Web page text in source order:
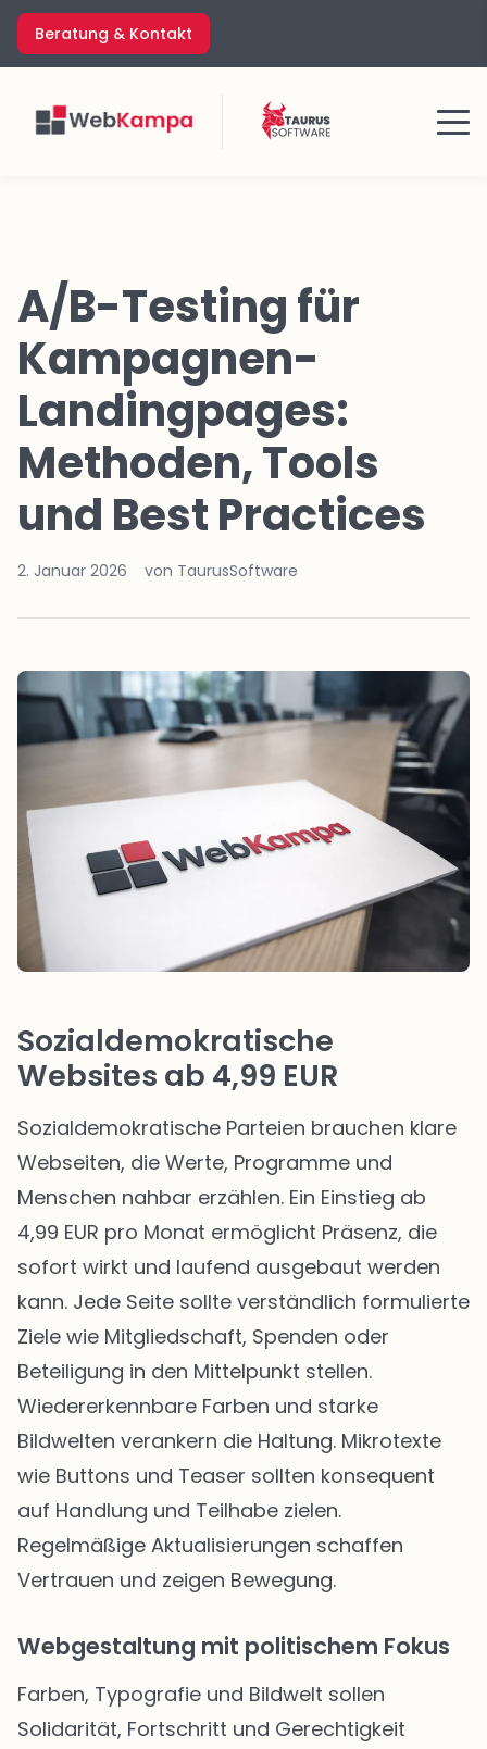
Zum
Inhalt
springen
Beratung & Kontakt
Menü
A/B-Testing für
Kampagnen-
Landingpages:
Methoden, Tools
und Best Practices
2. Januar 2026 von TaurusSoftware
Sozialdemokratische
Websites ab 4,99 EUR
Sozialdemokratische Parteien brauchen klare
Webseiten, die Werte, Programme und
Menschen nahbar erzählen. Ein Einstieg ab
4,99 EUR pro Monat ermöglicht Präsenz, die
sofort wirkt und laufend ausgebaut werden
kann. Jede Seite sollte verständlich formulierte
Ziele wie Mitgliedschaft, Spenden oder
Beteiligung in den Mittelpunkt stellen.
Wiedererkennbare Farben und starke
Bildwelten verankern die Haltung. Mikrotexte
wie Buttons und Teaser sollten konsequent
auf Handlung und Teilhabe zielen.
Regelmäßige Aktualisierungen schaffen
Vertrauen und zeigen Bewegung.
Webgestaltung mit politischem Fokus
Farben, Typografie und Bildwelt sollen
Solidarität, Fortschritt und Gerechtigkeit